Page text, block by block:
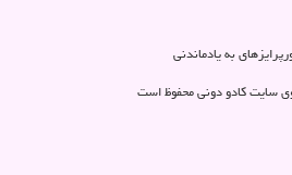
به یادماندنی